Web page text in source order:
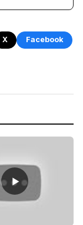
X
Facebook
▶